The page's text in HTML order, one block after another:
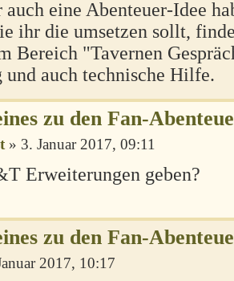
auch eine Abenteuer-Idee
ihr die umsetzen sollt,
Bereich "Tavernen
und auch technische Hilfe.
zu den Fan-
» 3. Januar 2017, 09:11
Erweiterungen geben?
zu den Fan-
2017, 10:17